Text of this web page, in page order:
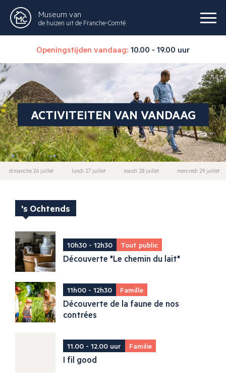
Museum van
de huizen uit de Franche-Comté
Openingstijden vandaag: 10.00 - 19.00 uur
ACTIVITEITEN VAN VANDAAG
dimanche 26 juillet lundi 27 juillet mardi 28 juillet mercredi 29 juillet
's Ochtends
10h30 - 12h30 Tout public
Découverte "Le chemin du lait"
11h00 - 12h30 Famille
Découverte de la faune de nos
contrées
11.00 - 12.00 uur Familie
I fil good